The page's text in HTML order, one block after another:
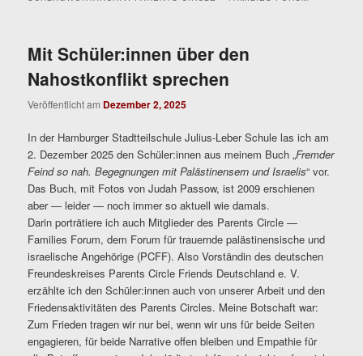
Mit Schüler:innen über den
Nahostkonflikt sprechen
Veröffentlicht am Dezember 2, 2025
In der Hamburger Stadtteilschule Julius-Leber Schule las ich am
2. Dezember 2025 den Schüler:innen aus meinem Buch „Fremder
Feind so nah. Begegnungen mit Palästinensern und Israelis“ vor.
Das Buch, mit Fotos von Judah Passow, ist 2009 erschienen
aber — leider — noch immer so aktuell wie damals.
Darin porträtiere ich auch Mitglieder des Parents Circle —
Families Forum, dem Forum für trauernde palästinensische und
israelische Angehörige (PCFF). Also Vorständin des deutschen
Freundeskreises Parents Circle Friends Deutschland e. V.
erzählte ich den Schüler:innen auch von unserer Arbeit und den
Friedensaktivitäten des Parents Circles. Meine Botschaft war:
Zum Frieden tragen wir nur bei, wenn wir uns für beide Seiten
engagieren, für beide Narrative offen bleiben und Empathie für